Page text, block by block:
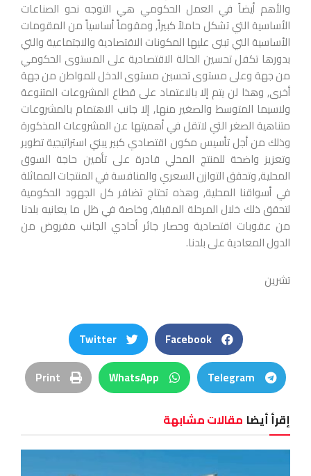
والأهم أيضاً في العمل الحكومي هي التوجه نحو الصناعات
الأساسية التي تشكل حاملاً كبيراً, ومقوماً أساسياً من المقومات
الأساسية التي تبنى عليها المكونات الاقتصادية والاجتماعية والتي
بدورها تكفل تحسين الحالة الاقتصادية على المستوى الحكومي
من جهة وعلى مستوى تحسين مستوى الدخل للمواطن من جهة
أخرى, وهذا لن يتم إلا بالاعتماد على قطاع المشروعات المتنوعة
ولاسيما المتوسط والصغير منها, إلا جانب الاهتمام بالمشروعات
متناهية الصغر التي لاتقل في أهميتها عن المشروعات المذكورة
وذلك من أجل تأسيس مكون اقتصادي كبير يبني استراتيجية تطوير
وتعزيز واضحة للمنتج المحلي قادرة على تأمين حاجة السوق
المحلية, وتحقق التوازن السعري والمنافسة في المنتجات المماثلة
في أسواقنا المحلية, وهذه تحتاج تضافر كل الجهود الحكومية
لتحقق ذلك خلال المرحلة المقبلة, وخاصة في ظل ما يعانيه بلدنا
من عقوبات اقتصادية وحصار جائر أحادي الجانب مفروض من
الدول المعادية على بلدنا.
تشرين
Facebook
Twitter
Telegram
WhatsApp
Print
إقرأ أيضا مقالات مشابهة